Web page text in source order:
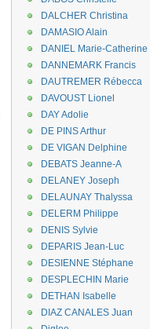
DALCHER Christina
DAMASIO Alain
DANIEL Marie-Catherine
DANNEMARK Francis
DAUTREMER Rébecca
DAVOUST Lionel
DAY Adolie
DE PINS Arthur
DE VIGAN Delphine
DEBATS Jeanne-A
DELANEY Joseph
DELAUNAY Thalyssa
DELERM Philippe
DENIS Sylvie
DEPARIS Jean-Luc
DESIENNE Stéphane
DESPLECHIN Marie
DETHAN Isabelle
DIAZ CANALES Juan